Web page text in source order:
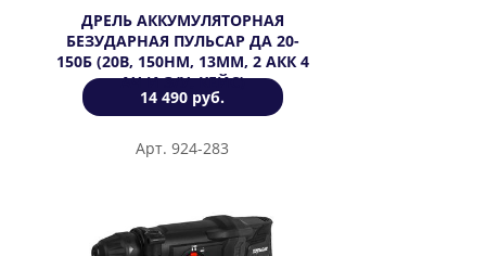
ДРЕЛЬ АККУМУЛЯТОРНАЯ
БЕЗУДАРНАЯ ПУЛЬСАР ДА 20-
150Б (20В, 150НМ, 13ММ, 2 АКК 4
АЧ И З/У, КЕЙС)
14 490 руб.
Арт. 924-283